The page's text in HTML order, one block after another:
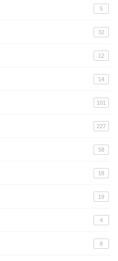
5
32
12
14
101
227
58
18
19
4
8